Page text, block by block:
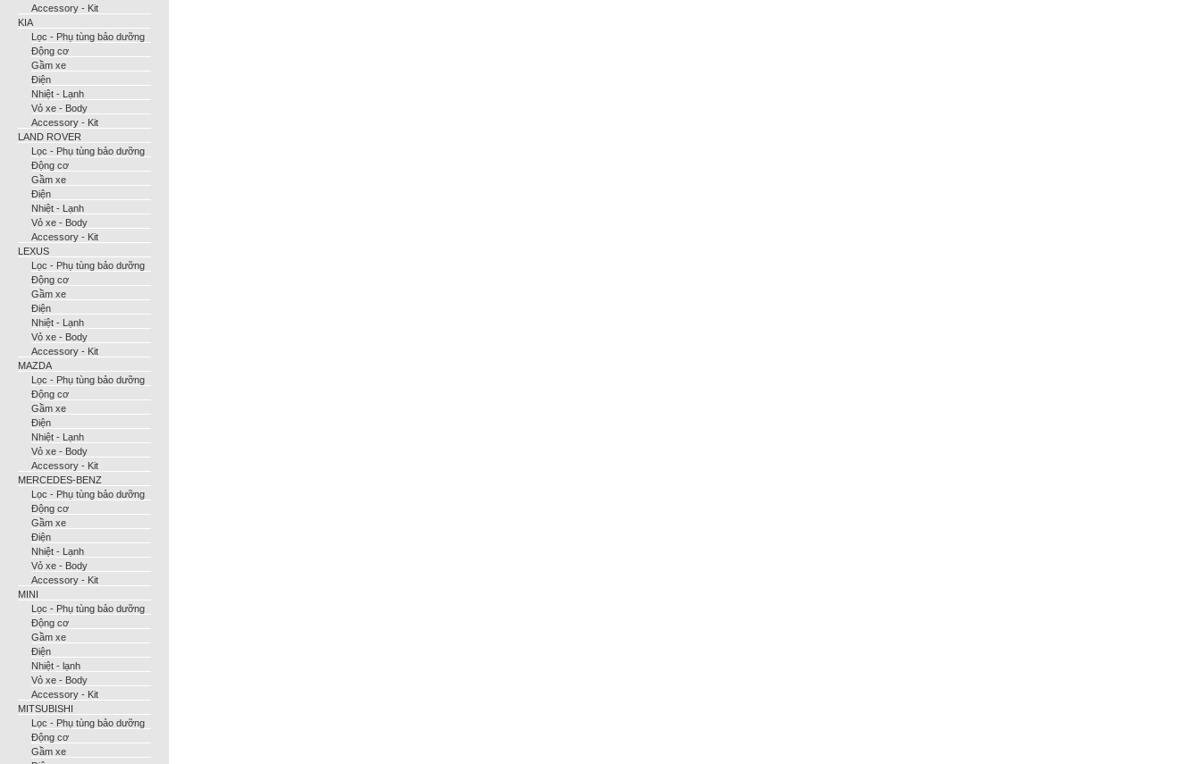
Accessory - Kit
KIA
Lọc - Phụ tùng bảo dưỡng
Động cơ
Gầm xe
Điện
Nhiệt - Lạnh
Vỏ xe - Body
Accessory - Kit
LAND ROVER
Lọc - Phụ tùng bảo dưỡng
Động cơ
Gầm xe
Điện
Nhiệt - Lạnh
Vỏ xe - Body
Accessory - Kit
LEXUS
Lọc - Phụ tùng bảo dưỡng
Động cơ
Gầm xe
Điện
Nhiệt - Lạnh
Vỏ xe - Body
Accessory - Kit
MAZDA
Lọc - Phụ tùng bảo dưỡng
Động cơ
Gầm xe
Điện
Nhiệt - Lạnh
Vỏ xe - Body
Accessory - Kit
MERCEDES-BENZ
Lọc - Phụ tùng bảo dưỡng
Động cơ
Gầm xe
Điện
Nhiệt - Lạnh
Vỏ xe - Body
Accessory - Kit
MINI
Lọc - Phụ tùng bảo dưỡng
Động cơ
Gầm xe
Điện
Nhiệt - lạnh
Vỏ xe - Body
Accessory - Kit
MITSUBISHI
Lọc - Phụ tùng bảo dưỡng
Động cơ
Gầm xe